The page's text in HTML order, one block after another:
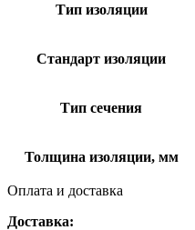
Тип изоляции
Стандарт изоляции
Тип сечения
Толщина изоляции, мм
Оплата и доставка
Доставка: